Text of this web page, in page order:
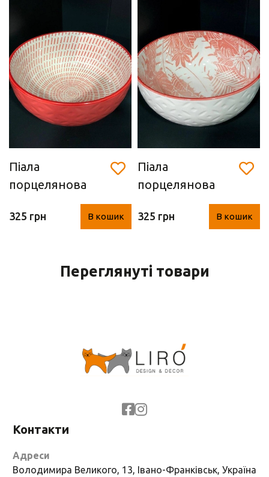
Піала
порцелянова
"Orange" (15 х 7
см)
325 грн В кошик
Піала
порцелянова
"Orange" (15 х
7 см)
325 грн В кошик
Переглянуті товари
Контакти
Адреси
Володимира Великого, 13, Івано-Франківськ, Україна